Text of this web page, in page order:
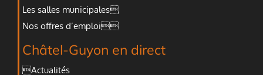
Les salles municipales
Nos offres d’emploi
Châtel-Guyon en direct
Actualités